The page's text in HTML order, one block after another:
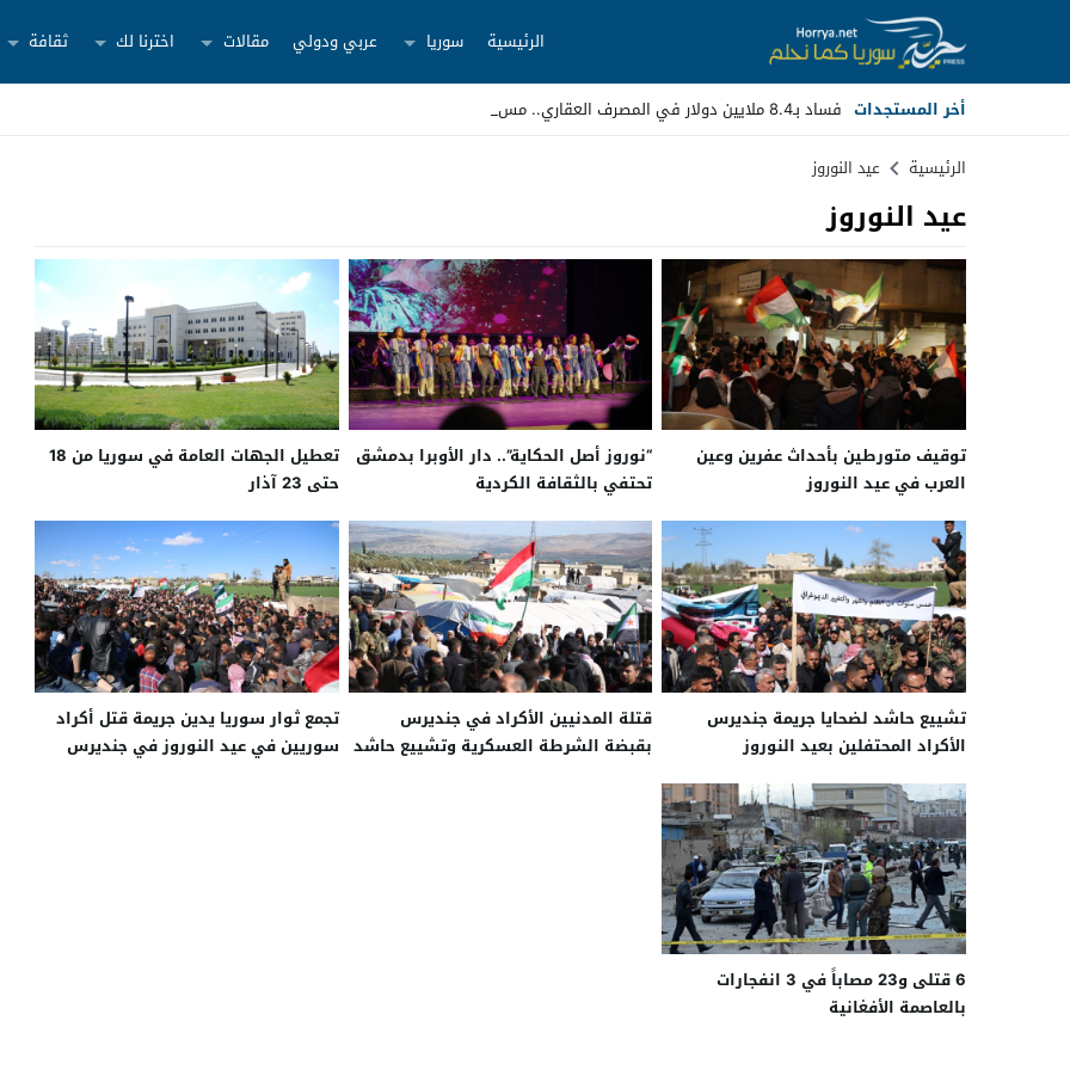
الرئيسية سوريا عربي ودولي مقالات اخترنا لك ثقافة
أخر المستجدات فساد بـ8.4 ملايين دولار في المصرف العقاري.. مسؤولو_
Stop
Previous
Next
الرئيسية عيد النوروز
عيد النوروز
توقيف متورطين بأحداث عفرين وعين
العرب في عيد النوروز
“نوروز أصل الحكاية”.. دار الأوبرا بدمشق
تحتفي بالثقافة الكردية
تعطيل الجهات العامة في سوريا من 18
حتى 23 آذار
تشييع حاشد لضحايا جريمة جنديرس
الأكراد المحتفلين بعيد النوروز
قتلة المدنيين الأكراد في جنديرس
بقبضة الشرطة العسكرية وتشييع حاشد
تجمع ثوار سوريا يدين جريمة قتل أكراد
سوريين في عيد النوروز في جنديرس
6 قتلى و23 مصاباً في 3 انفجارات
بالعاصمة الأفغانية